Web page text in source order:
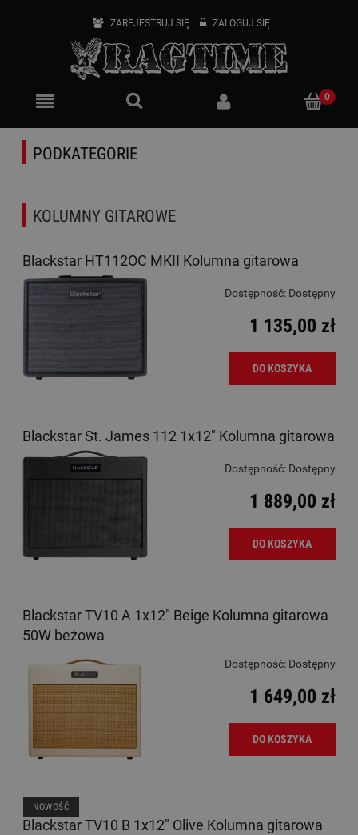
ZAREJESTRUJ SIĘ ZALOGUJ SIĘ
PODKATEGORIE
KOLUMNY GITAROWE
Blackstar HT112OC MKII Kolumna gitarowa
Dostępność: Dostępny
1 135,00 zł
DO KOSZYKA
Blackstar St. James 112 1x12" Kolumna gitarowa
Dostępność: Dostępny
1 889,00 zł
DO KOSZYKA
Blackstar TV10 A 1x12" Beige Kolumna gitarowa
50W beżowa
Dostępność: Dostępny
1 649,00 zł
DO KOSZYKA
Blackstar TV10 B 1x12" Olive Kolumna gitarowa
NOWOŚĆ